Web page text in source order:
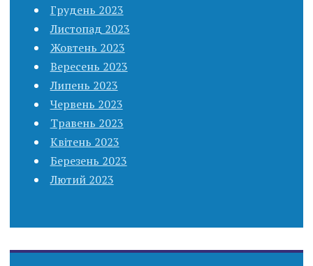
Грудень 2023
Листопад 2023
Жовтень 2023
Вересень 2023
Липень 2023
Червень 2023
Травень 2023
Квітень 2023
Березень 2023
Лютий 2023